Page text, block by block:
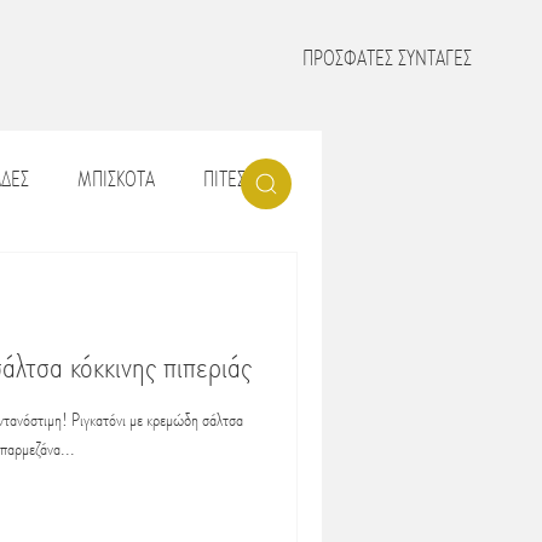
ΠΡΟΣΦΑΤΕΣ ΣΥΝΤΑΓΕΣ
ΜΠΙΣΚΟΤΑ ΠΙΤΕΣ
ΛΑΔΕΡΑ ΝΗΣΤΙΣΙΜΑ
κόκκινης πιπεριάς
Ριγκατόνι με κρεμώδη σάλτσα